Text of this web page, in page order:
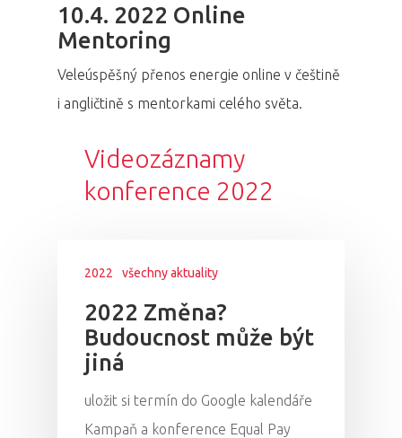
10.4. 2022 Online
Mentoring
Veleúspěšný přenos energie online v češtině
i angličtině s mentorkami celého světa.
Videozáznamy
konference 2022
2022 všechny aktuality
2022 Změna?
Budoucnost může být
jiná
uložit si termín do Google kalendáře
Kampaň a konference Equal Pay